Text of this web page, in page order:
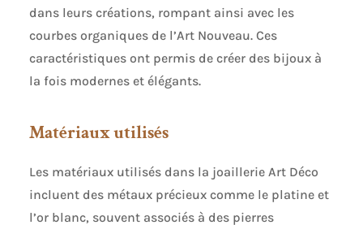
dans leurs créations, rompant ainsi avec les
courbes organiques de l’Art Nouveau. Ces
caractéristiques ont permis de créer des bijoux à
la fois modernes et élégants.
Matériaux utilisés
Les matériaux utilisés dans la joaillerie Art Déco
incluent des métaux précieux comme le platine et
l’or blanc, souvent associés à des pierres